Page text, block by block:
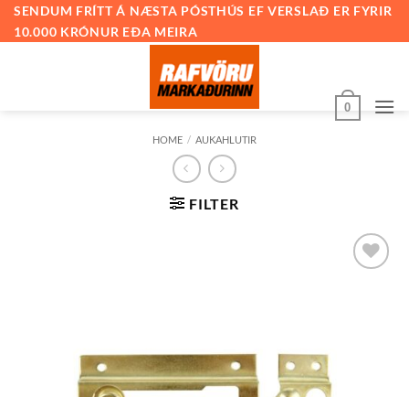
SkipSENDUM FRÍTT Á NÆSTA PÓSTHÚS EF VERSLAÐ ER FYRIR
10.000 KRÓNUR EÐA MEIRA
0
HOME / AUKAHLUTIR
FILTER